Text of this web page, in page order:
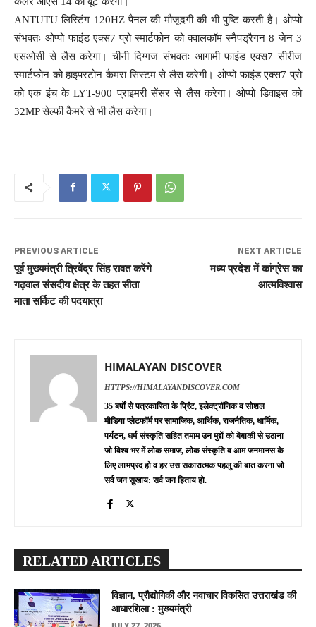
ANTUTU लिस्टिंग 120HZ पैनल की मौजूदगी की भी पुष्टि करती है। ओप्पो
संभवतः ओप्पो फाइंड एक्स7 प्रो स्मार्टफोन को क्वालकॉम स्नैपड्रैगन 8 जेन 3
एसओसी से लैस करेगा। चीनी दिग्गज संभवतः आगामी फाइंड एक्स7 सीरीज
स्मार्टफोन को हाइपरटोन कैमरा सिस्टम से लैस करेगी। ओप्पो फाइंड एक्स7 प्रो
को एक इंच के LYT-900 प्राइमरी सेंसर से लैस करेगा। ओप्पो डिवाइस को
32MP सेल्फी कैमरे से भी लैस करेगा।
PREVIOUS ARTICLE
पूर्व मुख्यमंत्री त्रिवेंद्र सिंह रावत करेंगे
गढ़वाल संसदीय क्षेत्र के तहत सीता
माता सर्किट की पदयात्रा
NEXT ARTICLE
मध्य प्रदेश में कांग्रेस का
आत्मविश्वास
HIMALAYAN DISCOVER
HTTPS://HIMALAYANDISCOVER.COM
35 बर्षों से पत्रकारिता के प्रिंट, इलेक्ट्रॉनिक व सोशल
मीडिया प्लेटफॉर्म पर सामाजिक, आर्थिक, राजनैतिक, धार्मिक,
पर्यटन, धर्म-संस्कृति सहित तमाम उन मुद्दों को बेबाकी से उठाना
जो विश्व भर में लोक समाज, लोक संस्कृति व आम जनमानस के
लिए लाभप्रद हो व हर उस सकारात्मक पहलु की बात करना जो
सर्व जन सुखाय: सर्व जन हिताय हो.
RELATED ARTICLES
विज्ञान, प्रौद्योगिकी और नवाचार विकसित उत्तराखंड की
आधारशिला : मुख्यमंत्री